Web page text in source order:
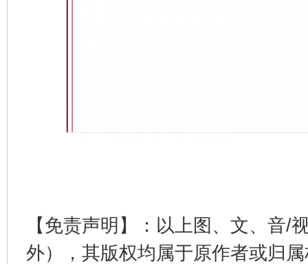
【免责声明】：以上图、文、音/
外），其版权均属于原作者或归